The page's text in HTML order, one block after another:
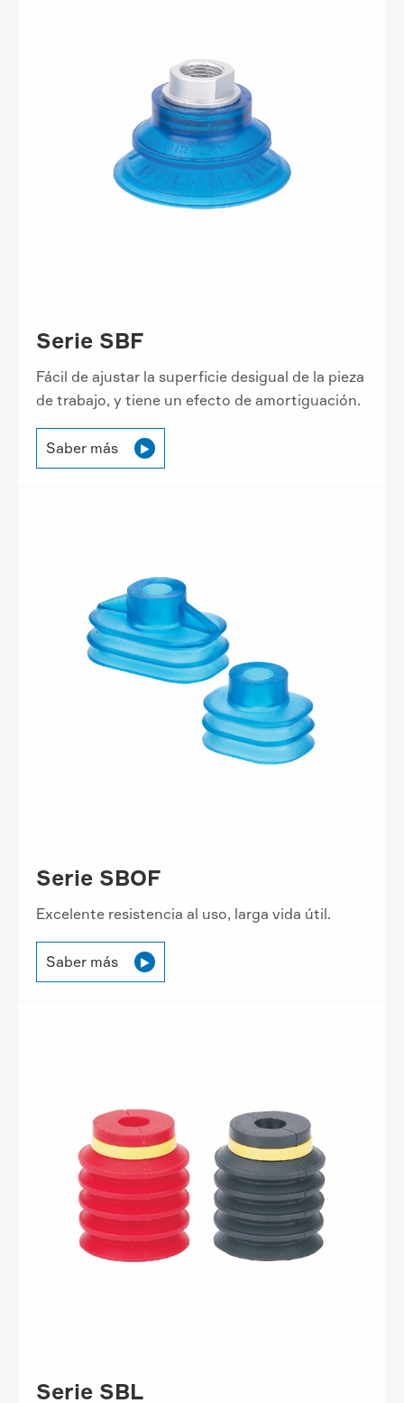
Serie SBF
Fácil de ajustar la superficie desigual de la pieza
de trabajo, y tiene un efecto de amortiguación.
Saber más 
Serie SBOF
Excelente resistencia al uso, larga vida útil.
Saber más 
Serie SBL